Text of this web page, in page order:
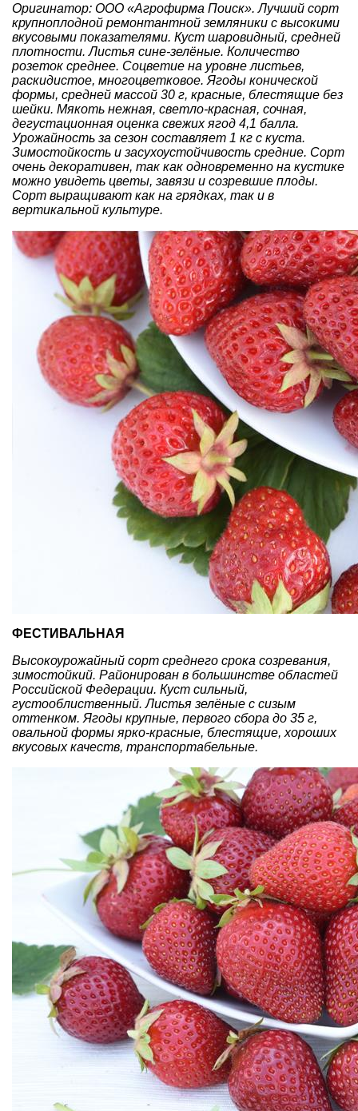
Оригинатор: ООО «Агрофирма Поиск». Лучший сорт
крупноплодной ремонтантной земляники с высокими
вкусовыми показателями. Куст шаровидный, средней
плотности. Листья сине-зелёные. Количество
розеток среднее. Соцветие на уровне листьев,
раскидистое, многоцветковое. Ягоды конической
формы, средней массой 30 г, красные, блестящие без
шейки. Мякоть нежная, светло-красная, сочная,
дегустационная оценка свежих ягод 4,1 балла.
Урожайность за сезон составляет 1 кг с куста.
Зимостойкость и засухоустойчивость средние. Сорт
очень декоративен, так как одновременно на кустике
можно увидеть цветы, завязи и созревшие плоды.
Сорт выращивают как на грядках, так и в
вертикальной культуре.
ФЕСТИВАЛЬНАЯ
Высокоурожайный сорт среднего срока созревания,
зимостойкий. Районирован в большинстве областей
Российской Федерации. Куст сильный,
густооблиственный. Листья зелёные с сизым
оттенком. Ягоды крупные, первого сбора до 35 г,
овальной формы ярко-красные, блестящие, хороших
вкусовых качеств, транспортабельные.